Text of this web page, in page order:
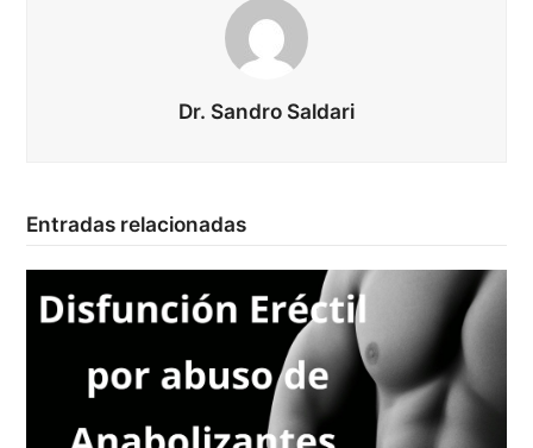
Dr. Sandro Saldari
Entradas relacionadas